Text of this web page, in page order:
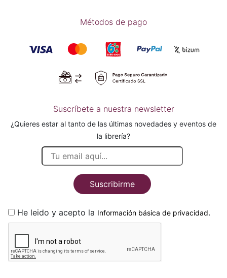
Métodos de pago
Suscríbete a nuestra newsletter
¿Quieres estar al tanto de las últimas novedades y eventos de
la librería?
Suscribirme
He leido y acepto la Información básica de privacidad.